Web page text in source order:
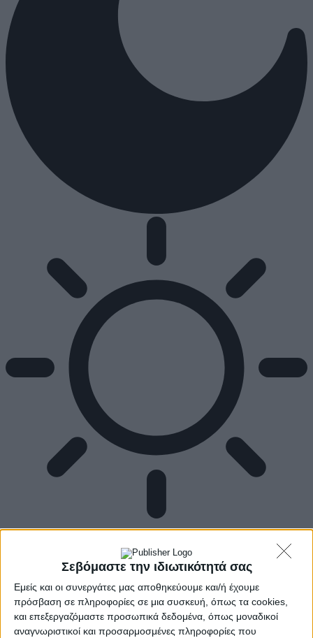
Σεβόμαστε την ιδιωτικότητά σας
Εμείς και οι συνεργάτες μας αποθηκεύουμε και/ή έχουμε
πρόσβαση σε πληροφορίες σε μια συσκευή, όπως τα cookies,
και επεξεργαζόμαστε προσωπικά δεδομένα, όπως μοναδικοί
αναγνωριστικοί και προσαρμοσμένες πληροφορίες που
Πολιτική
Εθνικά θέματα
Οικονομία
Αστυνομικό
Διεθνή
Επικοινωνία